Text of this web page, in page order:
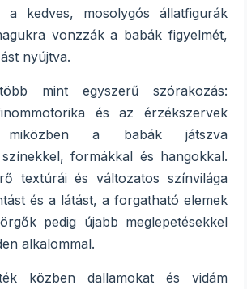
a kedves, mosolygós állatfigurák
vonzzák a babák figyelmét,
nyújtva.
mint egyszerű szórakozás:
és az érzékszervek
miközben a babák játszva
formákkal és hangokkal.
textúrái és változatos színvilága
és a látást, a forgatható elemek
pedig újabb meglepetésekkel
alkalommal.
közben dallamokat és vidám